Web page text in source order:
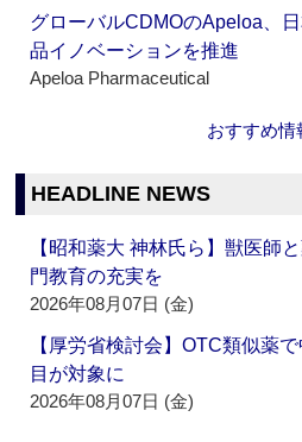
グローバルCDMOのApeloa、
品イノベーションを推進
Apeloa Pharmaceutical
おすすめ情
HEADLINE NEWS
【昭和薬大 神林氏ら】獣医師
門教育の充実を
2026年08月07日 (金)
【厚労省検討会】OTC類似薬
目が対象に
2026年08月07日 (金)